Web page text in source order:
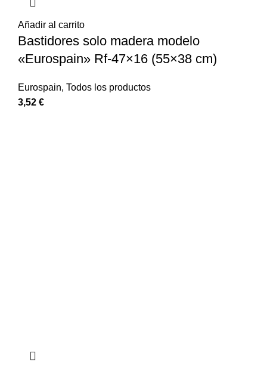
Añadir al carrito
Bastidores solo madera modelo
«Eurospain» Rf-47×16 (55×38 cm)
Eurospain, Todos los productos
3,52 €